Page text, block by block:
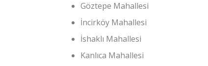
Göztepe Mahallesi
İncirköy Mahallesi
İshaklı Mahallesi
Kanlıca Mahallesi